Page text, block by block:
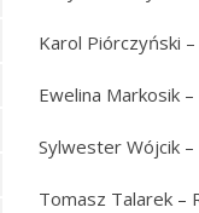
Karol Piórczyński
Ewelina Markosik –
Sylwester Wójcik –
Tomasz Talarek –